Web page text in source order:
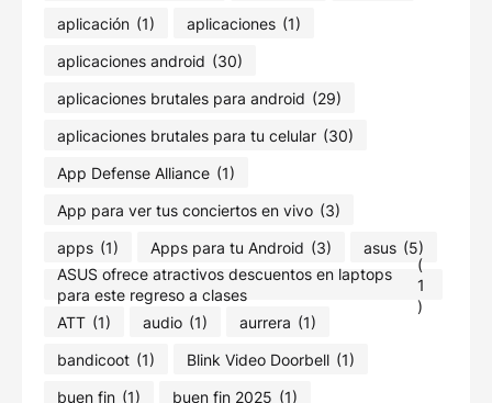
aplicación (1) aplicaciones (1)
aplicaciones android (30)
aplicaciones brutales para android (29)
aplicaciones brutales para tu celular (30)
App Defense Alliance (1)
App para ver tus conciertos en vivo (3)
apps (1) Apps para tu Android (3) asus (5)
ASUS ofrece atractivos descuentos en laptops
para este regreso a clases
(
1
)
ATT (1) audio (1) aurrera (1)
bandicoot (1) Blink Video Doorbell (1)
buen fin (1) buen fin 2025 (1)